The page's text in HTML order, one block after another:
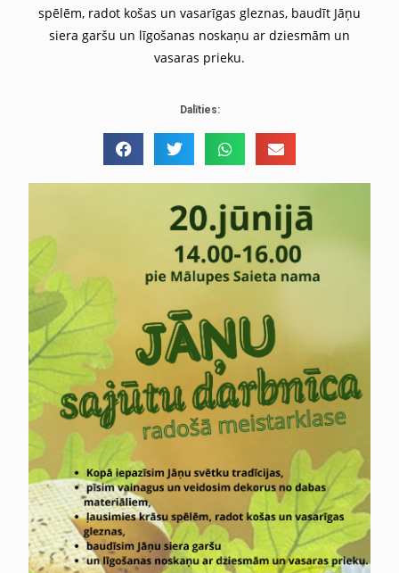
spēlēm, radot košas un vasarīgas gleznas, baudīt Jāņu
siera garšu un līgošanas noskaņu ar dziesmām un
vasaras prieku.
Dalīties: